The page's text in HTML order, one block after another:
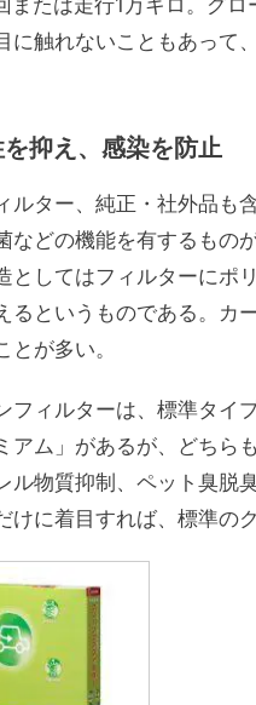
または走行1万キロ。グ
に触れないこともあって
抑え、感染を防止
ルター、純正・社外品も
などの機能を有するもの
としてはフィルターにポ
るというものである。カ
が多い。
フィルターは、標準タイ
アム」があるが、どちら
ル物質抑制、ペット臭脱
けに着目すれば、標準の